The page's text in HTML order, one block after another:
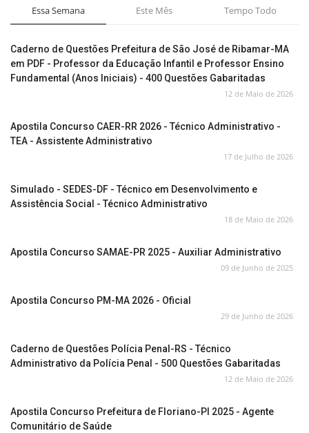
Essa Semana Este Mês Tempo Todo
Caderno de Questões Prefeitura de São José de Ribamar-MA
em PDF - Professor da Educação Infantil e Professor Ensino
Fundamental (Anos Iniciais) - 400 Questões Gabaritadas
12 de Maio de 2026
Apostila Concurso CAER-RR 2026 - Técnico Administrativo -
TEA - Assistente Administrativo
17 de Julho de 2026
Simulado - SEDES-DF - Técnico em Desenvolvimento e
Assistência Social - Técnico Administrativo
18 de Maio de 2026
Apostila Concurso SAMAE-PR 2025 - Auxiliar Administrativo
09 de Junho de 2025
Apostila Concurso PM-MA 2026 - Oficial
29 de Junho de 2026
Caderno de Questões Polícia Penal-RS - Técnico
Administrativo da Polícia Penal - 500 Questões Gabaritadas
12 de Maio de 2026
Apostila Concurso Prefeitura de Floriano-PI 2025 - Agente
Comunitário de Saúde